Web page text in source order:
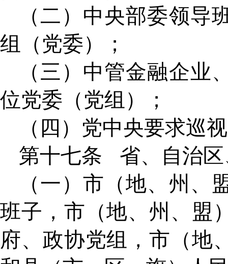
（二）中央部委领导
组（党委）；
（三）中管金融企业
位党委（党组）；
（四）党中央要求巡
第十七条
省、自治
（一）市（地、州、
班子，市（地、州、盟
府、政协党组，市（地